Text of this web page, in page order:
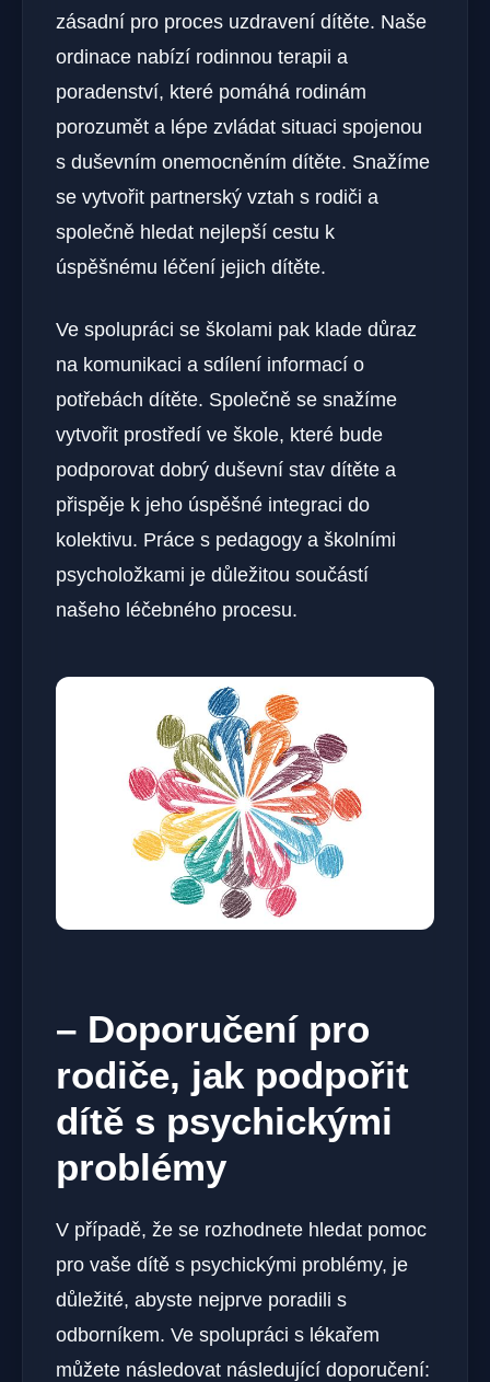
zásadní pro proces uzdravení dítěte. Naše
ordinace nabízí rodinnou terapii a
poradenství, které pomáhá rodinám
porozumět a lépe zvládat situaci spojenou
s duševním onemocněním dítěte. Snažíme
se vytvořit partnerský vztah s rodiči a
společně hledat nejlepší cestu k
úspěšnému léčení jejich dítěte.
Ve spolupráci se školami pak klade důraz
na komunikaci a sdílení informací o
potřebách dítěte. Společně se snažíme
vytvořit prostředí ve škole, které bude
podporovat dobrý duševní stav dítěte a
přispěje k jeho úspěšné integraci do
kolektivu. Práce s pedagogy a školními
psycholožkami je důležitou součástí
našeho léčebného procesu.
– Doporučení pro
rodiče, jak podpořit
dítě s psychickými
problémy
V případě, že se rozhodnete hledat pomoc
pro vaše dítě s psychickými problémy, je
důležité, abyste nejprve poradili s
odborníkem. Ve spolupráci s lékařem
můžete následovat následující doporučení: